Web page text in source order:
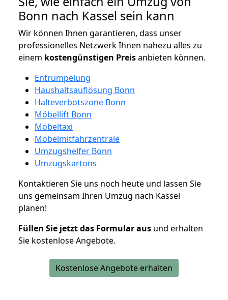
Bonn nach Kassel sein kann
Wir können Ihnen garantieren, dass unser
professionelles Netzwerk Ihnen nahezu alles zu
einem kostengünstigen Preisanbieten können.
Entrümpelung
Haushaltsauflösung Bonn
Halteverbotszone Bonn
Möbellift Bonn
Möbeltaxi
Möbelmitfahrzentrale
Umzugshelfer Bonn
Umzugskartons
Kontaktieren Sie uns noch heute und lassen Sie
uns gemeinsam Ihren Umzug nach Kassel
planen!
Füllen Sie jetzt das Formular aus und erhalten
Sie kostenlose Angebote.
Kostenlose Angebote erhalten